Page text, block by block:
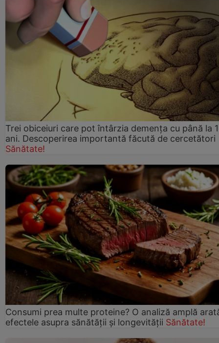
Trei obiceiuri care pot întârzia demența cu până la
ani. Descoperirea importantă făcută de cercetători
Sănătate!
Consumi prea multe proteine? O analiză amplă
efectele asupra sănătății și longevității Sănătate!